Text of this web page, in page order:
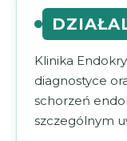
Klinika
diagnostyce
schorzeń
szczególnym